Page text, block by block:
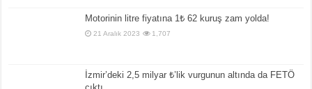
Motorinin litre fiyatına 1₺ 62 kuruş zam yolda!
21 Aralık 2023 1,707
İzmir’deki 2,5 milyar ₺’lik vurgunun altında da FETÖ